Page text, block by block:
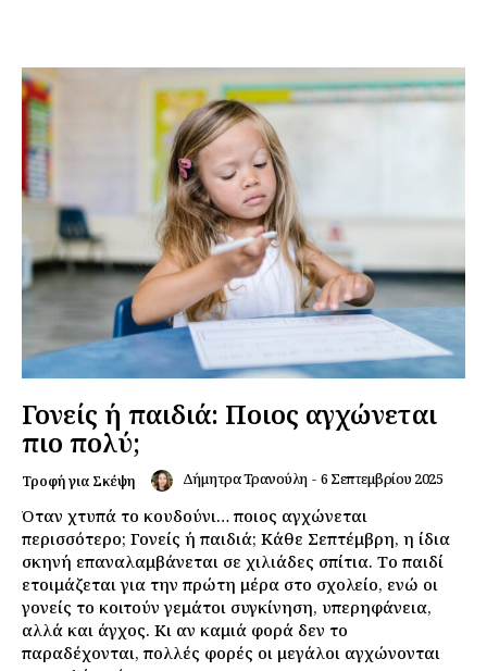
Γονείς ή παιδιά: Ποιος αγχώνεται
πιο πολύ;
Τροφή για Σκέψη Δήμητρα Τρανούλη - 6 Σεπτεμβρίου 2025
Όταν χτυπά το κουδούνι… ποιος αγχώνεται
περισσότερο; Γονείς ή παιδιά; Κάθε Σεπτέμβρη, η ίδια
σκηνή επαναλαμβάνεται σε χιλιάδες σπίτια. Το παιδί
ετοιμάζεται για την πρώτη μέρα στο σχολείο, ενώ οι
γονείς το κοιτούν γεμάτοι συγκίνηση, υπερηφάνεια,
αλλά και άγχος. Κι αν καμιά φορά δεν το
παραδέχονται, πολλές φορές οι μεγάλοι αγχώνονται